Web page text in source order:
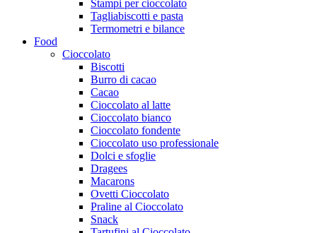
Stampi per cioccolato
Tagliabiscotti e pasta
Termometri e bilance
Food
Cioccolato
Biscotti
Burro di cacao
Cacao
Cioccolato al latte
Cioccolato bianco
Cioccolato fondente
Cioccolato uso professionale
Dolci e sfoglie
Dragees
Macarons
Ovetti Cioccolato
Praline al Cioccolato
Snack